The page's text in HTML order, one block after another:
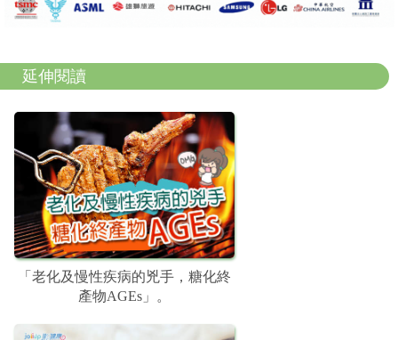
延伸閱讀
「老化及慢性疾病的兇手，糖化終
產物AGEs」。